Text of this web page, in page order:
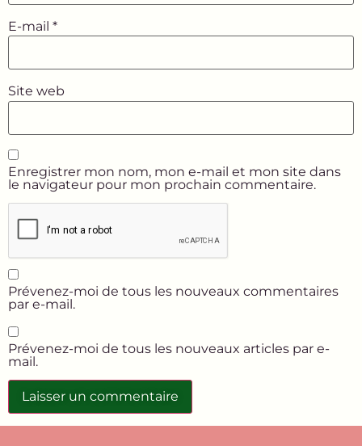
E-mail *
Site web
Enregistrer mon nom, mon e-mail et mon site dans
le navigateur pour mon prochain commentaire.
Prévenez-moi de tous les nouveaux commentaires
par e-mail.
Prévenez-moi de tous les nouveaux articles par e-
mail.